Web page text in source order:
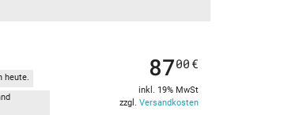
heute.
8700 €
inkl. 19% MwSt
zzgl. Versandkosten